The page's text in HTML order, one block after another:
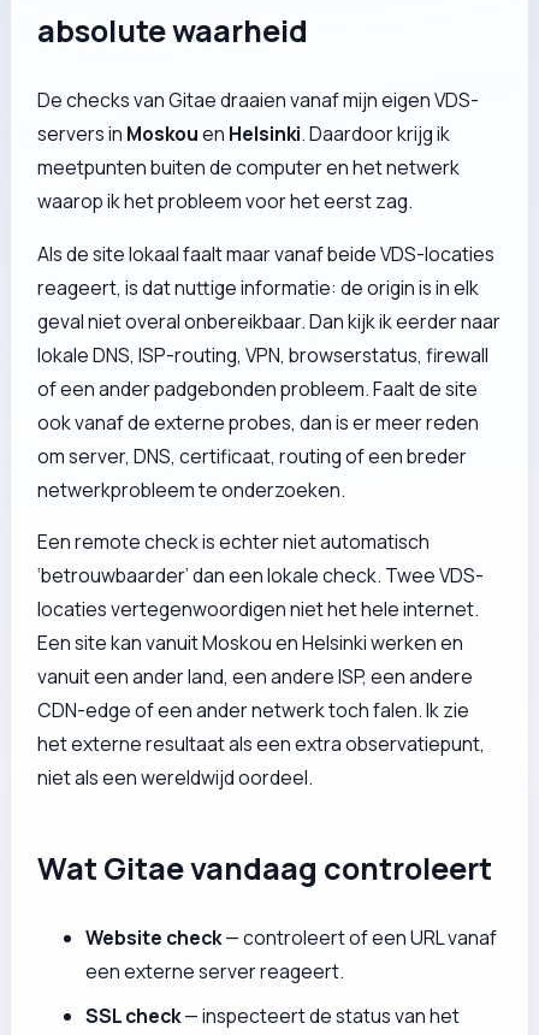
absolute waarheid
De checks van Gitae draaien vanaf mijn eigen VDS-
servers in Moskouen Helsinki. Daardoor krijg ik
meetpunten buiten de computer en het netwerk
waarop ik het probleem voor het eerst zag.
Als de site lokaal faalt maar vanaf beide VDS-locaties
reageert, is dat nuttige informatie: de origin is in elk
geval niet overal onbereikbaar. Dan kijk ik eerder naar
lokale DNS, ISP-routing, VPN, browserstatus, firewall
of een ander padgebonden probleem. Faalt de site
ook vanaf de externe probes, dan is er meer reden
om server, DNS, certificaat, routing of een breder
netwerkprobleem te onderzoeken.
Een remote check is echter niet automatisch
‘betrouwbaarder’ dan een lokale check. Twee VDS-
locaties vertegenwoordigen niet het hele internet.
Een site kan vanuit Moskou en Helsinki werken en
vanuit een ander land, een andere ISP, een andere
CDN-edge of een ander netwerk toch falen. Ik zie
het externe resultaat als een extra observatiepunt,
niet als een wereldwijd oordeel.
Wat Gitae vandaag controleert
Website check— controleert of een URL vanaf
een externe server reageert.
SSL check— inspecteert de status van het